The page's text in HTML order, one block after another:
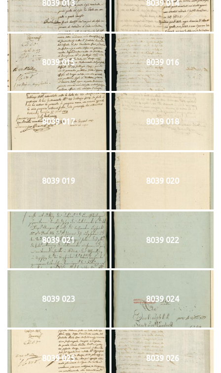
8039 013 8039 014
8039 015 8039 016
8039 017 8039 018
8039 019 8039 020
8039 021 8039 022
8039 023 8039 024
8039 025 8039 026